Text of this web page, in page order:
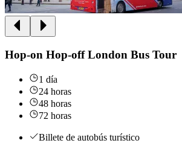
Hop-on Hop-off London Bus Tour
1 día
24 horas
48 horas
72 horas
Billete de autobús turístico